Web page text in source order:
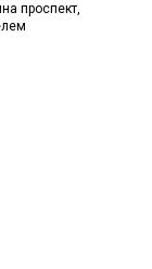
проспект,